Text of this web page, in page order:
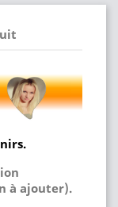
à ajouter).